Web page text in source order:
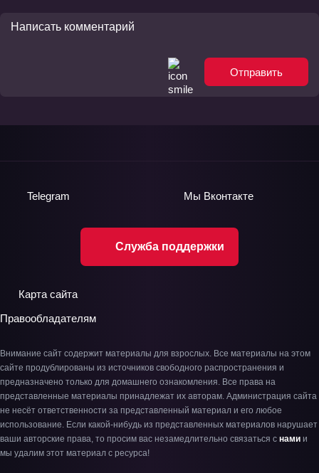
Отправить
Служба поддержки
Telegram Мы Вконтакте
Карта сайта
Правообладателям
Внимание сайт содержит материалы для взрослых. Все материалы на этом
сайте продублированы из источников свободного распространения и
предназначено только для домашнего ознакомления. Все права на
представленные материалы принадлежат их авторам. Администрация сайта
не несёт ответственности за представленный материал и его любое
использование. Если какой-нибудь из представленных материалов нарушает
ваши авторские права, то просим вас незамедлительно связаться с нами и
мы удалим этот материал с ресурса!